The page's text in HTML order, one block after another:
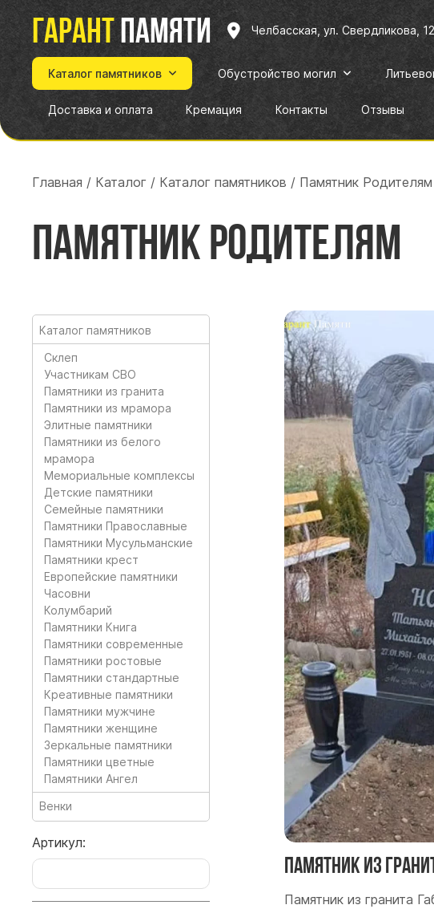
Гарантпамяти Челбасская, ул. Свердликова,
Каталог памятников Обустройство могил
Доставка и оплата Кремация Контакты Отзывы
Главная / Каталог / Каталог памятников / Памятник Родителям
Памятник Родителям
Памятник из
Памятник из гранита
Каталог памятников
Склеп
Участникам СВО
Памятники из гранита
Памятники из мрамора
Элитные памятники
Памятники из белого
мрамора
Мемориальные комплексы
Детские памятники
Семейные памятники
Памятники Православные
Памятники Мусульманские
Памятники крест
Европейские памятники
Часовни
Колумбарий
Памятники Книга
Памятники современные
Памятники ростовые
Памятники стандартные
Креативные памятники
Памятники мужчине
Памятники женщине
Зеркальные памятники
Памятники цветные
Памятники Ангел
Венки
Артикул: